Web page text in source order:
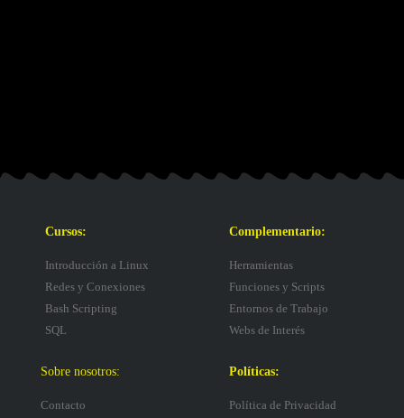
Cursos:
Introducción a Linux
Redes y Conexiones
Bash Scripting
SQL
Complementario:
Herramientas
Funciones y Scripts
Entornos de Trabajo
Webs de Interés
Sobre nosotros:
Contacto
Políticas:
Política de Privacidad